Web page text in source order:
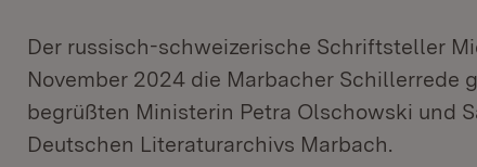
Der russisch-schweizerische Schriftsteller
November 2024 die Marbacher Schillerrede
begrüßten Ministerin Petra Olschowski und
Deutschen Literaturarchivs Marbach.